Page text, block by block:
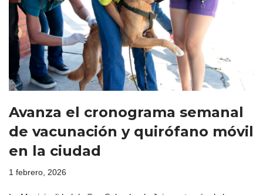
Avanza el cronograma semanal
de vacunación y quirófano móvil
en la ciudad
1 febrero, 2026